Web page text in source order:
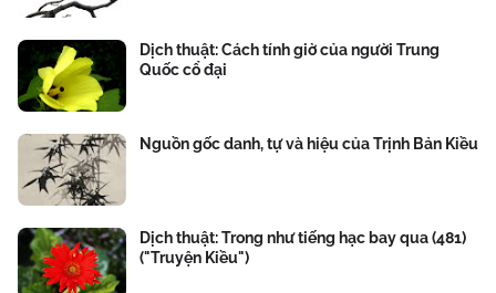
Dịch thuật: Cách tính giờ của người Trung
Quốc cổ đại
Nguồn gốc danh, tự và hiệu của Trịnh Bản Kiều
Dịch thuật: Trong như tiếng hạc bay qua (481)
("Truyện Kiều")